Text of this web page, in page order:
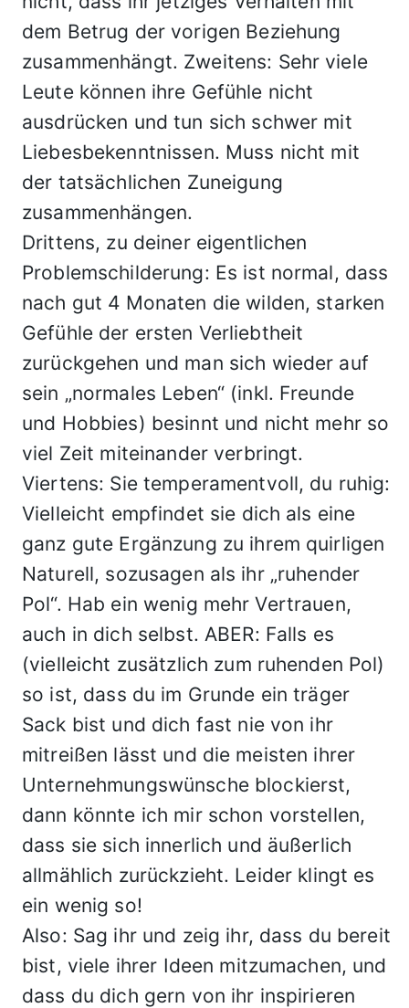
dem Betrug der vorigen Beziehung
zusammenhängt. Zweitens: Sehr viele
Leute können ihre Gefühle nicht
ausdrücken und tun sich schwer mit
Liebesbekenntnissen. Muss nicht mit
der tatsächlichen Zuneigung
zusammenhängen.
Drittens, zu deiner eigentlichen
Problemschilderung: Es ist normal, dass
nach gut 4 Monaten die wilden, starken
Gefühle der ersten Verliebtheit
zurückgehen und man sich wieder auf
sein „normales Leben“ (inkl. Freunde
und Hobbies) besinnt und nicht mehr so
viel Zeit miteinander verbringt.
Viertens: Sie temperamentvoll, du ruhig:
Vielleicht empfindet sie dich als eine
ganz gute Ergänzung zu ihrem quirligen
Naturell, sozusagen als ihr „ruhender
Pol“. Hab ein wenig mehr Vertrauen,
auch in dich selbst. ABER: Falls es
(vielleicht zusätzlich zum ruhenden Pol)
so ist, dass du im Grunde ein träger
Sack bist und dich fast nie von ihr
mitreißen lässt und die meisten ihrer
Unternehmungswünsche blockierst,
dann könnte ich mir schon vorstellen,
dass sie sich innerlich und äußerlich
allmählich zurückzieht. Leider klingt es
ein wenig so!
Also: Sag ihr und zeig ihr, dass du bereit
bist, viele ihrer Ideen mitzumachen, und
dass du dich gern von ihr inspirieren